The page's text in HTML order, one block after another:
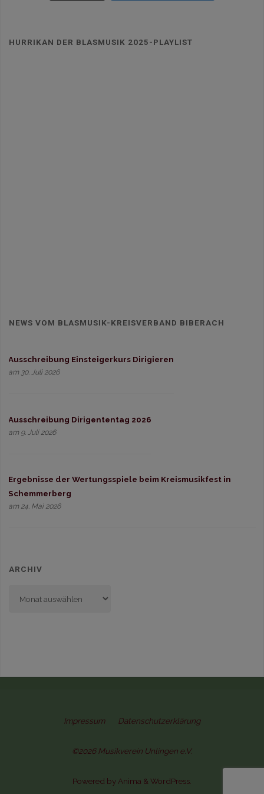
HURRIKAN DER BLASMUSIK 2025-PLAYLIST
NEWS VOM BLASMUSIK-KREISVERBAND BIBERACH
Ausschreibung Einsteigerkurs Dirigieren
am 30. Juli 2026
Ausschreibung Dirigententag 2026
am 9. Juli 2026
Ergebnisse der Wertungsspiele beim Kreismusikfest in
Schemmerberg
am 24. Mai 2026
ARCHIV
Impressum Datenschutzerklärung
©2026 Musikverein Unlingen e.V.
Powered by Anima & WordPress.